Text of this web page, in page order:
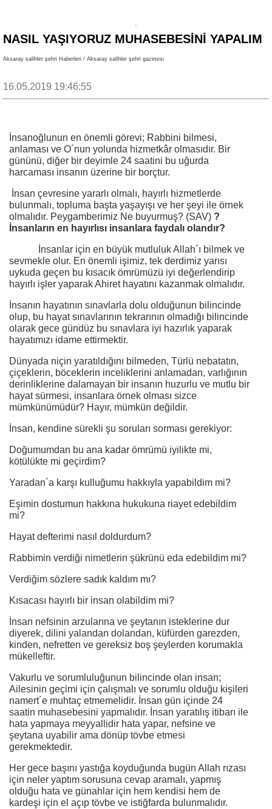
NASIL YAŞIYORUZ MUHASEBESINI YAPALIM
Aksaray salihler şehri Haberleri / Aksaray salihler şehri gazetesi
16.05.2019 19:46:55
İnsanoğlunun en önemli görevi; Rabbini bilmesi,
anlaması ve O´nun yolunda hizmetkâr olmasıdır. Bir
gününü, diğer bir deyimle 24 saatini bu uğurda
harcaması insanın üzerine bir borçtur.
İnsan çevresine yararlı olmalı, hayırlı hizmetlerde
bulunmalı, topluma başta yaşayışı ve her şeyi ile örnek
olmalıdır. Peygamberimiz Ne buyurmuş? (SAV) ?
İnsanların en hayırlısı insanlara faydalı olandır?
İnsanlar için en büyük mutluluk Allah´ı bilmek ve
sevmekle olur. En önemli işimiz, tek derdimiz yarısı
uykuda geçen bu kısacık ömrümüzü iyi değerlendirip
hayırlı işler yaparak Ahiret hayatını kazanmak olmalıdır.
İnsanın hayatının sınavlarla dolu olduğunun bilincinde
olup, bu hayat sınavlarının tekrarının olmadığı bilincinde
olarak gece gündüz bu sınavlara iyi hazırlık yaparak
hayatımızı idame ettirmektir.
Dünyada niçin yaratıldığını bilmeden, Türlü nebatatın,
çiçeklerin, böceklerin inceliklerini anlamadan, varlığının
derinliklerine dalamayan bir insanın huzurlu ve mutlu bir
hayat sürmesi, insanlara örnek olması sizce
mümkünümüdür? Hayır, mümkün değildir.
İnsan, kendine sürekli şu soruları sorması gerekiyor:
Doğumumdan bu ana kadar ömrümü iyilikte mi,
kötülükte mi geçirdim?
Yaradan´a karşı kulluğumu hakkıyla yapabildim mi?
Eşimin dostumun hakkına hukukuna riayet edebildim
mi?
Hayat defterimi nasıl doldurdum?
Rabbimin verdiği nimetlerin şükrünü eda edebildim mi?
Verdiğim sözlere sadık kaldım mı?
Kısacası hayırlı bir insan olabildim mi?
İnsan nefsinin arzularına ve şeytanın isteklerine dur
diyerek, dilini yalandan dolandan, küfürden garezden,
kinden, nefretten ve gereksiz boş şeylerden korumakla
mükelleftir.
Vakurlu ve sorumluluğunun bilincinde olan insan;
Ailesinin geçimi için çalışmalı ve sorumlu olduğu kişileri
namert´e muhtaç etmemelidir. İnsan gün içinde 24
saatin muhasebesini yapmalıdır. İnsan yaratılış itibarı ile
hata yapmaya meyyallidir hata yapar, nefsine ve
şeytana uyabilir ama dönüp tövbe etmesi
gerekmektedir.
Her gece başını yastığa koyduğunda bugün Allah rızası
için neler yaptım sorusuna cevap aramalı, yapmış
olduğu hata ve günahlar için hem kendisi hem de
kardeşi için el açıp tövbe ve istiğfarda bulunmalıdır.